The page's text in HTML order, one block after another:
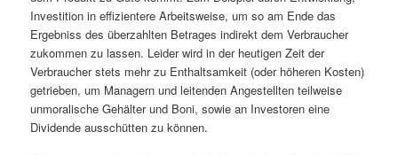
Investition in effizientere Arbeitsweise, um so am Ende das
Ergebniss des überzahlten Betrages indirekt dem Verbraucher
zukommen zu lassen. Leider wird in der heutigen Zeit der
Verbraucher stets mehr zu Enthaltsamkeit (oder höheren Kosten)
getrieben, um Managern und leitenden Angestellten teilweise
unmoralische Gehälter und Boni, sowie an Investoren eine
Dividende ausschütten zu können.